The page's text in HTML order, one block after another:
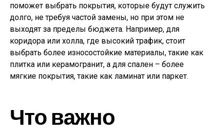
поможет выбрать покрытия, которые будут служить
долго, не требуя частой замены, но при этом не
выходят за пределы бюджета. Например, для
коридора или холла, где высокий трафик, стоит
выбрать более износостойкие материалы, такие как
плитка или керамогранит, а для спален – более
мягкие покрытия, такие как ламинат или паркет.
Что важно